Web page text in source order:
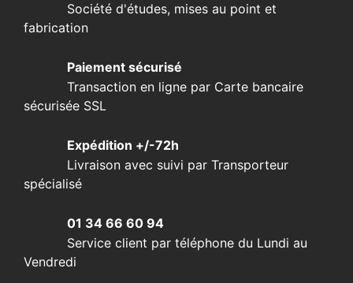
Société d'études, mises au point et
fabrication
Paiement sécurisé
Transaction en ligne par Carte bancaire
sécurisée SSL
Expédition +/-72h
Livraison avec suivi par Transporteur
spécialisé
01 34 66 60 94
Service client par téléphone du Lundi au
Vendredi